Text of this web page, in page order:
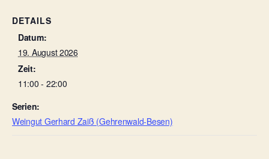
DETAILS
Datum:
19. August 2026
Zeit:
11:00 - 22:00
Serien:
Weingut Gerhard Zaiß (Gehrenwald-Besen)